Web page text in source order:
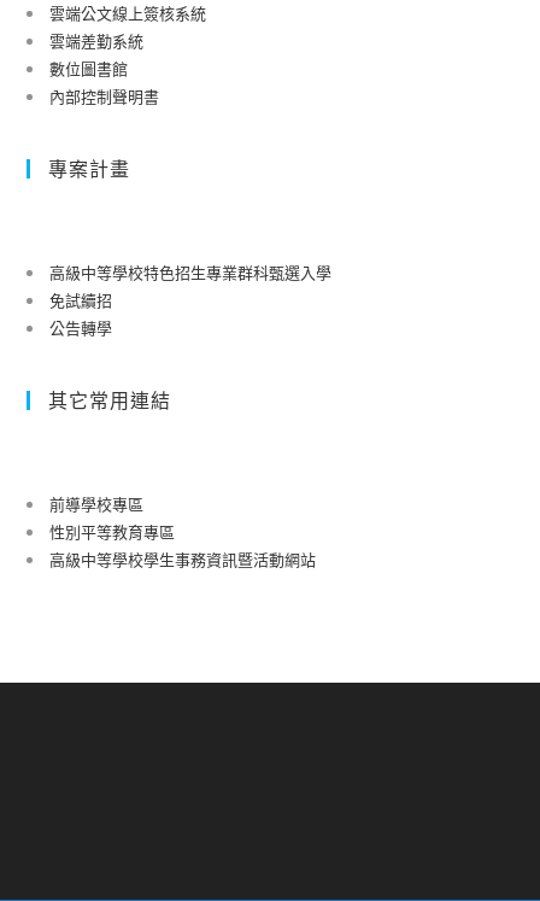
雲端公文線上簽核系統
雲端差勤系統
數位圖書館
內部控制聲明書
專案計畫
高級中等學校特色招生專業群科甄選入學
免試續招
公告轉學
其它常用連結
前導學校專區
性別平等教育專區
高級中等學校學生事務資訊暨活動網站